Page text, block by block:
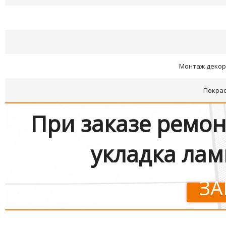
Монтаж
При заказе
укладка